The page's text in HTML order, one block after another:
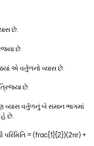
છે.
છે.
એ વર્તુળનો વ્યાસ છે.
છે.
વ્યાસ વર્તુળનું બે સમાન ભાગમાં
છે.
પરિમિતિ = (frac{1}{2})(2πr) +